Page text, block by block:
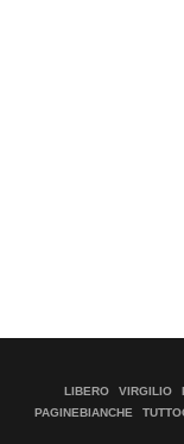
LIBERO VIRGILIO
PAGINEBIANCHE